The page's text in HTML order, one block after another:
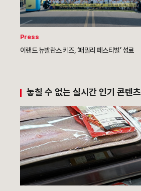
Press
이랜드 뉴발란스 키즈, ‘패밀리 페스티벌’ 성료
놓칠 수 없는 실시간 인기 콘텐츠